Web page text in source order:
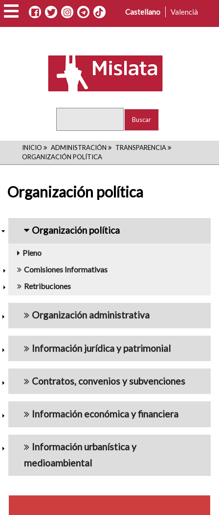
Pasar
al
contenido
Castellano Valencià
RUTA
DE
NAVEGACIÓN
INICIO ADMINISTRACIÓN
TRANSPARENCIA
ORGANIZACIÓN POLÍTICA
Organización política
navigation5
Organización política
Pleno
Comisiones Informativas
Retribuciones
Organización administrativa
Información jurídica y patrimonial
Contratos, convenios y subvenciones
Información económica y financiera
Información urbanística y
medioambiental